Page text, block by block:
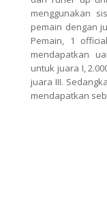
menggunakan
pemain dengan
Pemain, 1
mendapatkan
untuk juara I,
juara III.
mendapatkan